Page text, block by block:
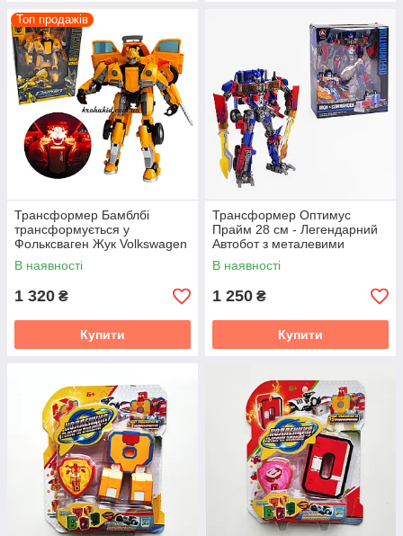
Топ продажів
Трансформер Бамблбі
трансформується у
Фольксваген Жук Volkswagen
Beetle Рухомі деталі, зброя,
звук і світло
В наявності
1 320 ₴
Купити
Трансформер Оптимус
Прайм 28 см - Легендарний
Автобот з металевими
елементами та зброєю
В наявності
1 250 ₴
Купити